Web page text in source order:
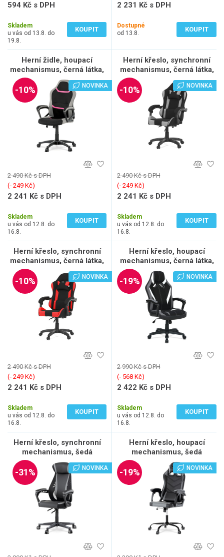
594 Kč s DPH
Skladem
u vás od 13.8. do
19.8.
KOUPIT
2 231 Kč s DPH
Dostupné
od 13.8.
KOUPIT
Herní židle, houpací
mechanismus, černá látka,
KA-L611 PINK
NOVINKA
-10%
2 490 Kč s DPH
(‐ 249 Kč)
2 241 Kč s DPH
Skladem
u vás od 12.8. do
16.8.
KOUPIT
Herní křeslo, synchronní
mechanismus, černá látka,
KA-R209 GREY
NOVINKA
-10%
2 490 Kč s DPH
(‐ 249 Kč)
2 241 Kč s DPH
Skladem
u vás od 12.8. do
16.8.
KOUPIT
Herní křeslo, synchronní
mechanismus, černá látka,
KA-R209 RED
NOVINKA
-10%
2 490 Kč s DPH
(‐ 249 Kč)
2 241 Kč s DPH
Skladem
u vás od 12.8. do
16.8.
KOUPIT
Herní křeslo, houpací
mechanismus, černá látka,
KA-Y326 GREY
NOVINKA
-19%
2 990 Kč s DPH
(‐ 568 Kč)
2 422 Kč s DPH
Skladem
u vás od 12.8. do
16.8.
KOUPIT
Herní křeslo, synchronní
mechanismus, šedá
ekokůže, KA-Y213 GREY
NOVINKA
-31%
Herní křeslo, houpací
mechanismus, šedá
ekokůže, KA-L626 GREY
NOVINKA
-19%